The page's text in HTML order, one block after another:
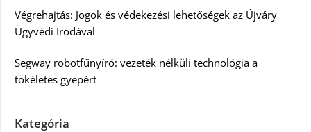
Végrehajtás: Jogok és védekezési lehetőségek az Újváry
Ügyvédi Irodával
Segway robotfűnyíró: vezeték nélküli technológia a
tökéletes gyepért
Kategória